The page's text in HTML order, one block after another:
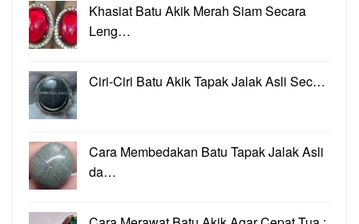
Khasiat Batu Akik Merah Siam Secara
Leng…
Ciri-Ciri Batu Akik Tapak Jalak Asli Sec…
Cara Membedakan Batu Tapak Jalak Asli
da…